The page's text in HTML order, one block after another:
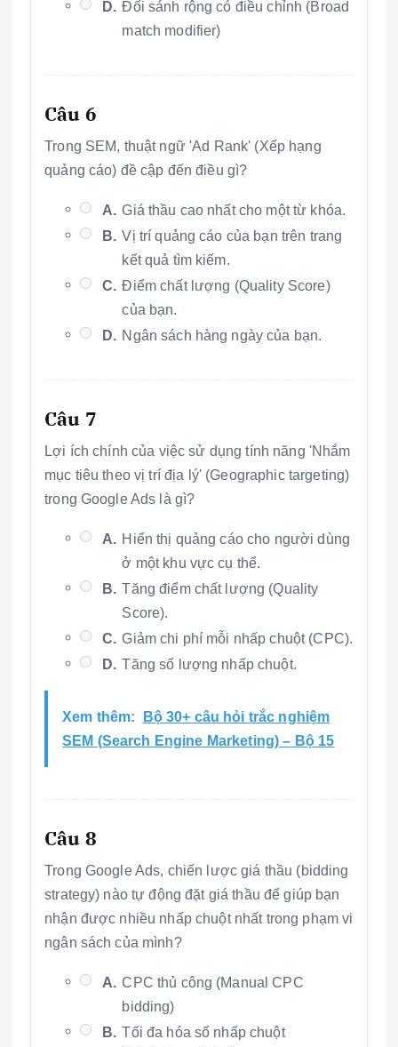
D. Đối sánh rộng có điều chỉnh (Broad
match modifier)
Câu 6
Trong SEM, thuật ngữ 'Ad Rank' (Xếp hạng
quảng cáo) đề cập đến điều gì?
A. Giá thầu cao nhất cho một từ khóa.
B. Vị trí quảng cáo của bạn trên trang
kết quả tìm kiếm.
C. Điểm chất lượng (Quality Score)
của bạn.
D. Ngân sách hàng ngày của bạn.
Câu 7
Lợi ích chính của việc sử dụng tính năng 'Nhắm
mục tiêu theo vị trí địa lý' (Geographic targeting)
trong Google Ads là gì?
A. Hiển thị quảng cáo cho người dùng
ở một khu vực cụ thể.
B. Tăng điểm chất lượng (Quality
Score).
C. Giảm chi phí mỗi nhấp chuột (CPC).
D. Tăng số lượng nhấp chuột.
Xem thêm:
Bộ 30+ câu hỏi trắc nghiệm
SEM (Search Engine Marketing) – Bộ 15
Câu 8
Trong Google Ads, chiến lược giá thầu (bidding
strategy) nào tự động đặt giá thầu để giúp bạn
nhận được nhiều nhấp chuột nhất trong phạm vi
ngân sách của mình?
A. CPC thủ công (Manual CPC
bidding)
B. Tối đa hóa số nhấp chuột